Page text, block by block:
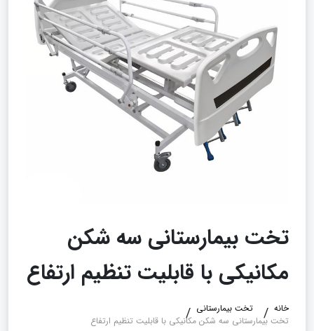
تخت بیمارستانی سه شکن
مکانیکی با قابلیت تنظیم ارتفاع
خانه
تخت بیمارستانی
تخت بیمارستانی سه شکن مکانیکی با قابلیت تنظیم ارتفاع